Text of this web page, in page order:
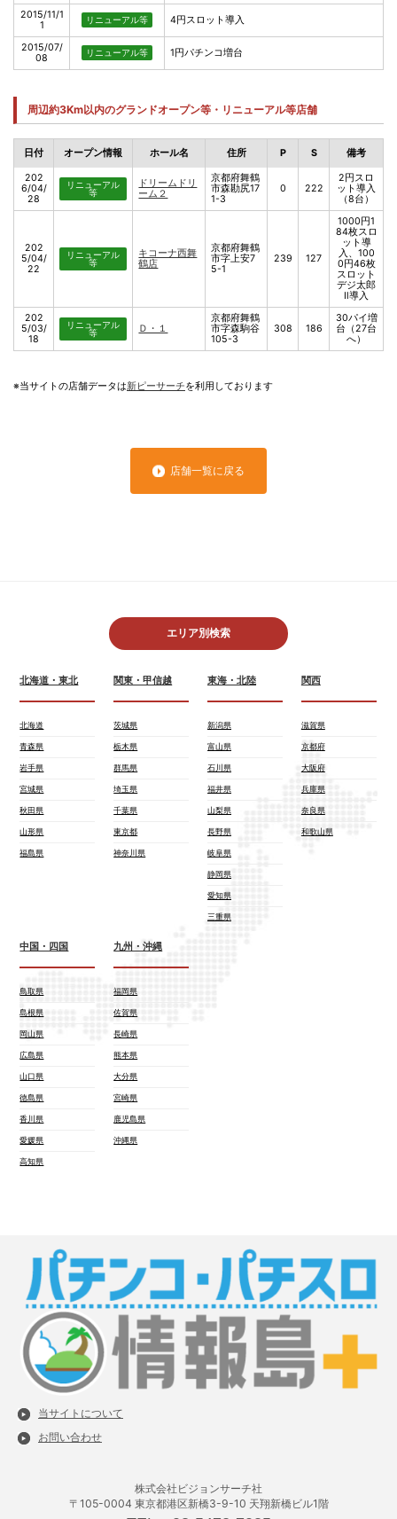
2015/11/1
1
リニューアル等 4円スロット導入
2015/07/
08
リニューアル等 1円パチンコ増台
周辺約3Km以内のグランドオープン等・リニューアル等店舗
日付 オープン情報 ホール名 住所 P S 備考
202
6/04/
28
リニューアル
等
ドリームドリ
ーム２
京都府舞鶴
市森勘尻17
1-3
0 222
2円スロ
ット導入
（8台）
202
5/04/
22
リニューアル
等
キコーナ西舞
鶴店
京都府舞鶴
市字上安7
5-1
239 127
1000円1
84枚スロ
ット導
入、100
0円46枚
スロット
デジ太郎
Ⅱ導入
202
5/03/
18
リニューアル
等
Ｄ・１
京都府舞鶴
市字森駒谷
105-3
308 186
30パイ増
台（27台
へ）
※当サイトの店舗データは新ピーサーチを利用しております
店舗一覧に戻る
エリア別検索
北海道・東北
北海道
青森県
岩手県
宮城県
秋田県
山形県
福島県
関東・甲信越
茨城県
栃木県
群馬県
埼玉県
千葉県
東京都
神奈川県
東海・北陸
新潟県
富山県
石川県
福井県
山梨県
長野県
岐阜県
静岡県
愛知県
三重県
関西
滋賀県
京都府
大阪府
兵庫県
奈良県
和歌山県
中国・四国
鳥取県
島根県
岡山県
広島県
山口県
徳島県
香川県
愛媛県
高知県
九州・沖縄
福岡県
佐賀県
長崎県
熊本県
大分県
宮崎県
鹿児島県
沖縄県
当サイトについて
お問い合わせ
株式会社ビジョンサーチ社
〒105-0004 東京都港区新橋3-9-10 天翔新橋ビル1階